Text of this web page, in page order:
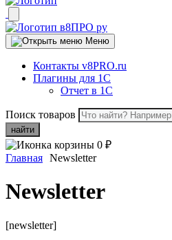
Меню
Контакты v8PRO.ru
Плагины для 1С
Отчет в 1С
Поиск товаров
найти
0 ₽
Главная Newsletter
Newsletter
[newsletter]